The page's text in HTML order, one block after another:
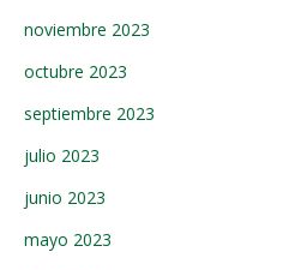
noviembre 2023
octubre 2023
septiembre 2023
julio 2023
junio 2023
mayo 2023